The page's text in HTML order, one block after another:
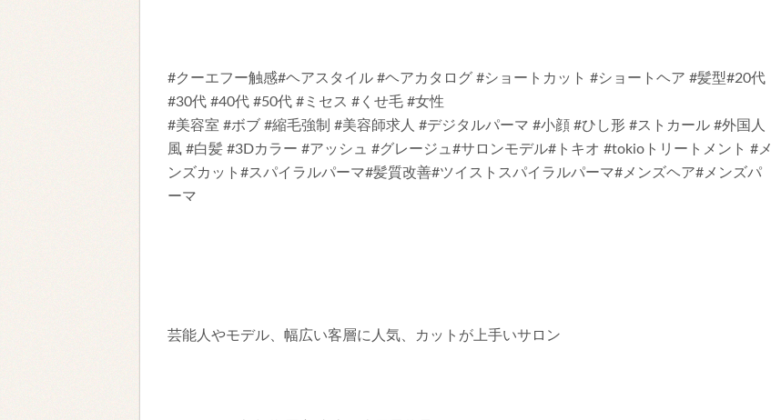
#クーエフー触感#ヘアスタイル #ヘアカタログ #ショートカット #ショートヘア #髪型#20代
#30代 #40代 #50代 #ミセス #くせ毛 #女性
#美容室 #ボブ #縮毛強制 #美容師求人 #デジタルパーマ #小顔 #ひし形 #ストカール #外国人
風 #白髪 #3Dカラー #アッシュ #グレージュ#サロンモデル#トキオ #tokioトリートメント #メ
ンズカット#スパイラルパーマ#髪質改善#ツイストスパイラルパーマ#メンズヘア#メンズパ
ーマ
芸能人やモデル、幅広い客層に人気、カットが上手いサロン